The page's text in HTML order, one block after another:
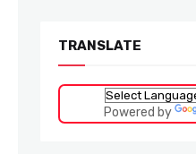
TRANSLATE
Powered by